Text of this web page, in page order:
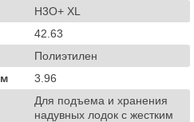
H3O+ XL
42.63
Полиэтилен
3.96
Для подъема и хранения
надувных лодок с жестким